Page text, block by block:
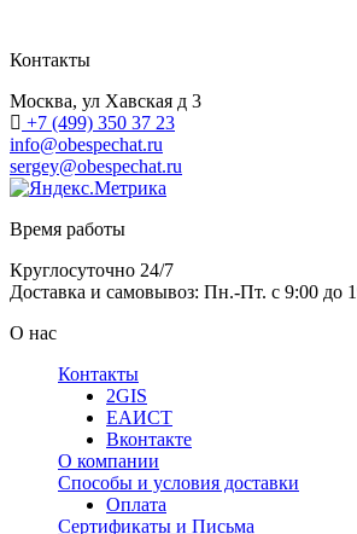
Контакты
Москва, ул Хавская д 3
+7 (499) 350 37 23
info@obespechat.ru
sergey@obespechat.ru
Время работы
Круглосуточно 24/7
Доставка и самовывоз: Пн.-Пт. с 9:00 до
О нас
Контакты
2GIS
ЕАИСТ
Вконтакте
О компании
Способы и условия доставки
Оплата
Сертификаты и Письма